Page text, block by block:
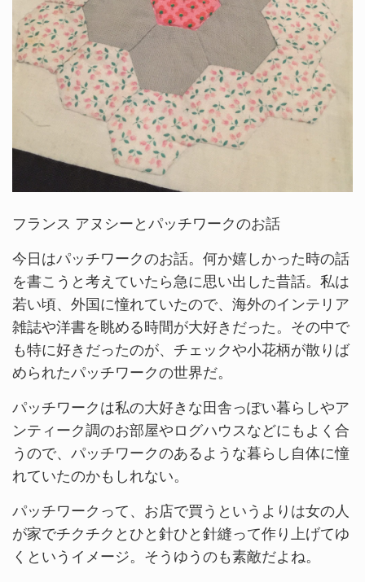
フランス アヌシーとパッチワークのお話
今日はパッチワークのお話。何か嬉しかった時の話
を書こうと考えていたら急に思い出した昔話。私は
若い頃、外国に憧れていたので、海外のインテリア
雑誌や洋書を眺める時間が大好きだった。その中で
も特に好きだったのが、チェックや小花柄が散りば
められたパッチワークの世界だ。
パッチワークは私の大好きな田舎っぽい暮らしやア
ンティーク調のお部屋やログハウスなどにもよく合
うので、パッチワークのあるような暮らし自体に憧
れていたのかもしれない。
パッチワークって、お店で買うというよりは女の人
が家でチクチクとひと針ひと針縫って作り上げてゆ
くというイメージ。そうゆうのも素敵だよね。